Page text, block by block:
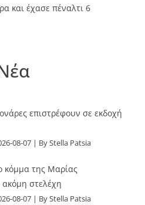
και έχασε πέναλτι 6
επιστρέφουν σε εκδοχή
08-07 By Stella Patsia
κόμμα της Μαρίας
στελέχη
08-07 By Stella Patsia